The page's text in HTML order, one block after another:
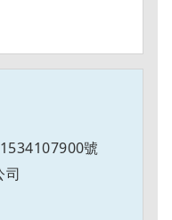
號
司